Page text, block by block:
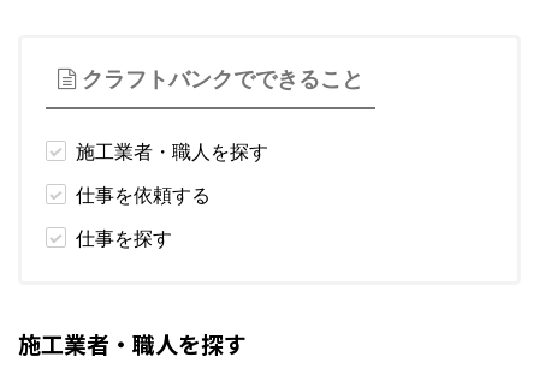
クラフトバンクでできること
施工業者・職人を探す
仕事を依頼する
仕事を探す
施工業者・職人を探す